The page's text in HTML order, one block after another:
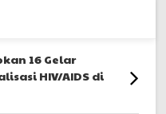
16 Gelar
HIV/AIDS di